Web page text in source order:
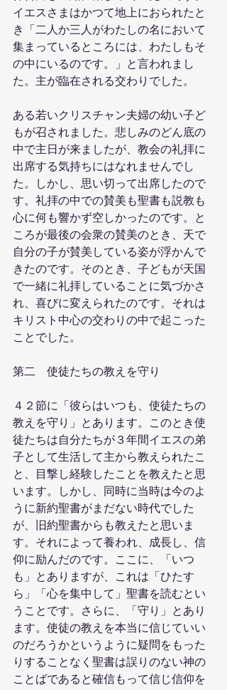
イエスさまはかつて地上におられたと
き「二人か三人がわたしの名において
集まっているところには、わたしもそ
の中にいるのです。」と言われまし
た。主が臨在される交わりでした。
ある若いクリスチャン夫婦の幼い子ど
もが召されました。悲しみのどん底の
中で主日が来ましたが、教会の礼拝に
出席する気持ちにはなれませんでし
た。しかし、思い切って出席したので
す。礼拝の中での賛美も聖書も説教も
心に何も響かず空しかったのです。と
ころが最後の会衆の賛美のとき、天で
自分の子が賛美している姿が浮かんで
きたのです。そのとき、子どもが天国
で一緒に礼拝していることに気づかさ
れ、喜びに変えられたのです。それは
キリスト中心の交わりの中で起こった
ことでした。
第二　使徒たちの教えを守り
４２節に「彼らはいつも、使徒たちの
教えを守り」とあります。このとき使
徒たちは自分たちが３年間イエスの弟
子として生活して主から教えられたこ
と、目撃し経験したことを教えたと思
います。しかし、同時に当時は今のよ
うに新約聖書がまだない時代でした
が、旧約聖書からも教えたと思いま
す。それによって養われ、成長し、信
仰に励んだのです。ここに、「いつ
も」とありますが、これは「ひたす
ら」「心を集中して」聖書を読むとい
うことです。さらに、「守り」とあり
ます。使徒の教えを本当に信じていい
のだろうかというように疑問をもった
りすることなく聖書は誤りのない神の
ことばであると確信もって信じ信仰を